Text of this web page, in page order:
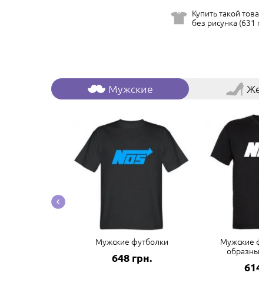
Купить такой
без рисунка (631
Мужские
Мужские футболки
648 грн.
Мужские